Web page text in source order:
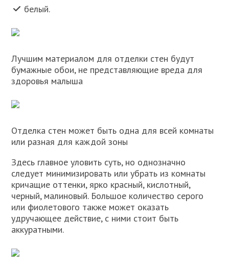
белый.
Лучшим материалом для отделки стен будут
бумажные обои, не представляющие вреда для
здоровья малыша
Отделка стен может быть одна для всей комнаты
или разная для каждой зоны
Здесь главное уловить суть, но однозначно
следует минимизировать или убрать из комнаты
кричащие оттенки, ярко красный, кислотный,
черный, малиновый. Большое количество серого
или фиолетового также может оказать
удручающее действие, с ними стоит быть
аккуратными.